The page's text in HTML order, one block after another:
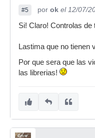
#5 por ok el 12/07/
Si! Claro! Controlas de
Lastima que no tienen
Por que sera que las
las librerias!